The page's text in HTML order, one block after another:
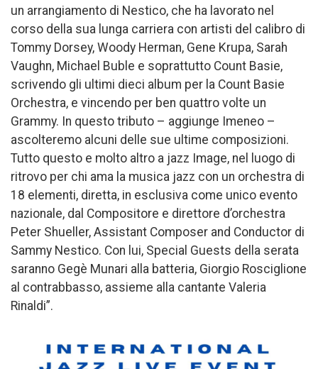
un arrangiamento di Nestico, che ha lavorato nel
corso della sua lunga carriera con artisti del calibro di
Tommy Dorsey, Woody Herman, Gene Krupa, Sarah
Vaughn, Michael Buble e soprattutto Count Basie,
scrivendo gli ultimi dieci album per la Count Basie
Orchestra, e vincendo per ben quattro volte un
Grammy. In questo tributo – aggiunge Imeneo –
ascolteremo alcuni delle sue ultime composizioni.
Tutto questo e molto altro a jazz Image, nel luogo di
ritrovo per chi ama la musica jazz con un orchestra di
18 elementi, diretta, in esclusiva come unico evento
nazionale, dal Compositore e direttore d’orchestra
Peter Shueller, Assistant Composer and Conductor di
Sammy Nestico. Con lui, Special Guests della serata
saranno Gegè Munari alla batteria, Giorgio Rosciglione
al contrabbasso, assieme alla cantante Valeria
Rinaldi”.